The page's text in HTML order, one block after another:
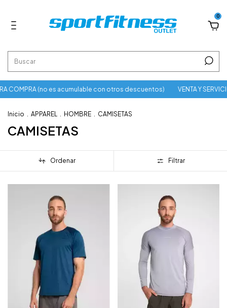
0
COMPRA (no es acumulable con otros descuentos) VENTA Y
Inicio APPAREL HOMBRE CAMISETAS
CAMISETAS
Ordenar Filtrar